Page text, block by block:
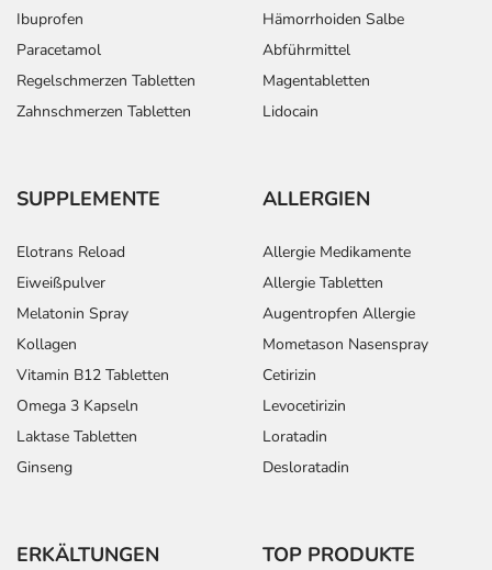
Ibuprofen
Paracetamol
Regelschmerzen Tabletten
Zahnschmerzen Tabletten
Hämorrhoiden Salbe
Abführmittel
Magentabletten
Lidocain
SUPPLEMENTE
Elotrans Reload
Eiweißpulver
Melatonin Spray
Kollagen
Vitamin B12 Tabletten
Omega 3 Kapseln
Laktase Tabletten
Ginseng
ALLERGIEN
Allergie Medikamente
Allergie Tabletten
Augentropfen Allergie
Mometason Nasenspray
Cetirizin
Levocetirizin
Loratadin
Desloratadin
ERKÄLTUNGEN TOP PRODUKTE